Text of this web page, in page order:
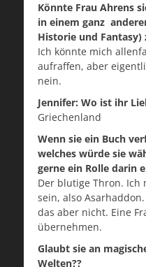
Könnte Frau Ahrens
in einem ganz
Historie und Fantasy)
Ich könnte mich
aufraffen, aber
nein.
Jennifer: Wo ist ihr
Griechenland
Wenn sie ein Buch
welches würde sie
gerne ein Rolle darin
Der blutige Thron. Ich
sein, also
das aber nicht. Eine
übernehmen.
Glaubt sie an
Welten??